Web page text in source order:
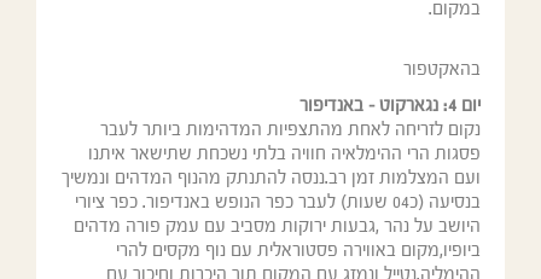
במקום.
בהאקטפור
יום 4:
נגארקוט – באנדיפור
נקום לזריחה לאחת מהתצפיות המדהימות ביותר לעבר
פסגות הרי ההימלאיה חוויה בלתי נשכחת שתישאר איתנו
ועם המצלמות זמן רב.ננסה להתנתק מהנוף המדהים ונמשיך
בנסיעה (כ04 שעות) לעבר כפר הנופש באנדיפור. כפר ציורי
היושב על נהר ,גבעות ירוקות מסביב עם עמק פורה מדהים
ביופיו,מקום באווירה פסטוראלית עם נוף מקסים להרי
ההימליה.נטייל ונמזג עם המקום תוך היכרות וחיכוך עם